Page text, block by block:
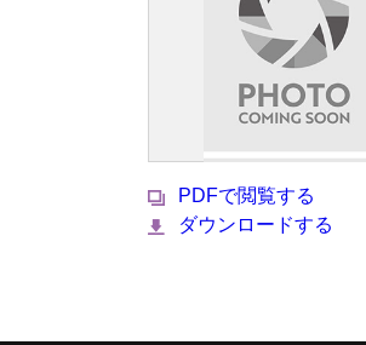
PDFで閲覧する
ダウンロードする